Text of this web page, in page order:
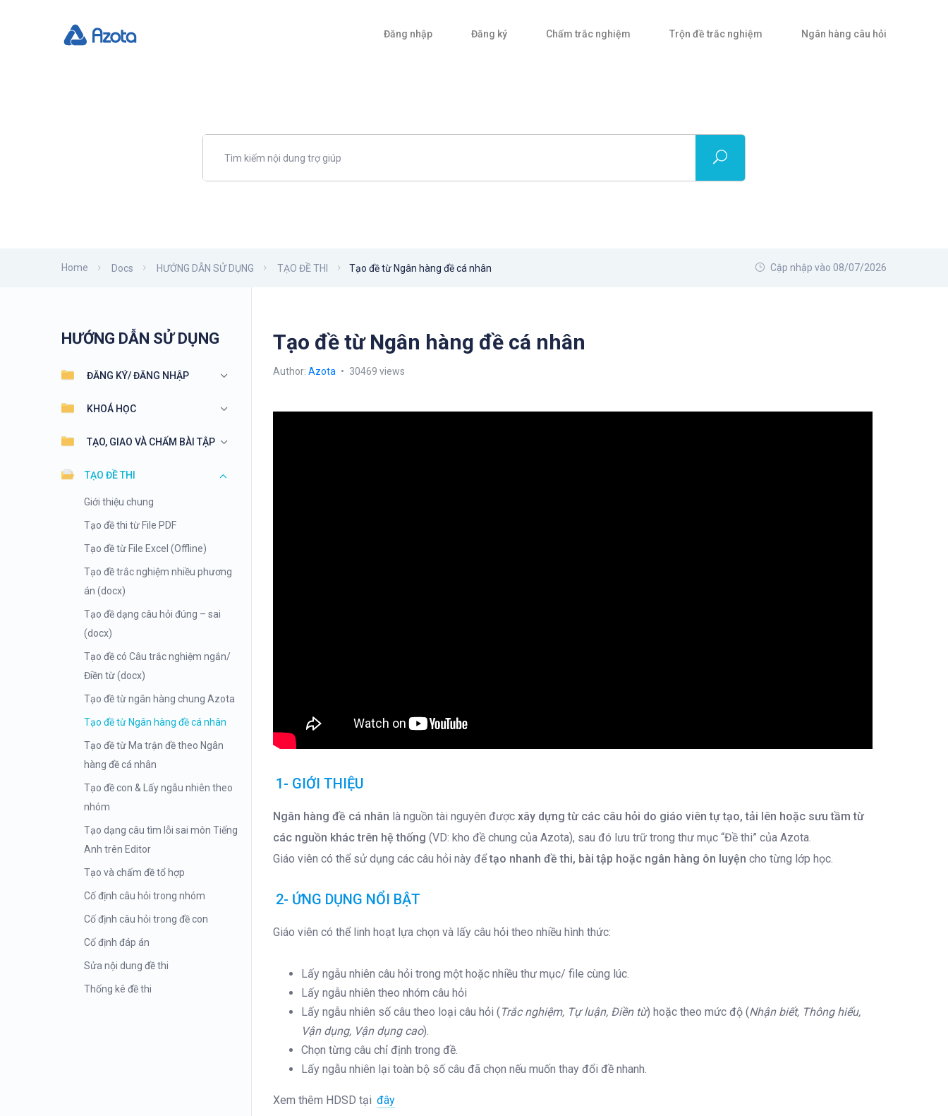
Đăng nhập Đăng ký Chấm trắc nghiệm Trộn đề trắc nghiệm Ngân hàng câu hỏi
Home Docs HƯỚNG DẪN SỬ DỤNG TẠO ĐỀ THI Tạo đề từ Ngân hàng đề cá nhân Cập nhập vào 08/07/2026
HƯỚNG DẪN SỬ DỤNG
ĐĂNG KÝ/ ĐĂNG NHẬP
KHOÁ HỌC
TẠO, GIAO VÀ CHẤM BÀI TẬP
TẠO ĐỀ THI
Giới thiệu chung
Tạo đề thi từ File PDF
Tạo đề từ File Excel (Offline)
Tạo đề trắc nghiệm nhiều phương
án (docx)
Tạo đề dạng câu hỏi đúng – sai
(docx)
Tạo đề có Câu trắc nghiệm ngắn/
Điền từ (docx)
Tạo đề từ ngân hàng chung Azota
Tạo đề từ Ngân hàng đề cá nhân
Tạo đề từ Ma trận đề theo Ngân
hàng đề cá nhân
Tạo đề con & Lấy ngẫu nhiên theo
nhóm
Tạo dạng câu tìm lỗi sai môn Tiếng
Anh trên Editor
Tạo và chấm đề tổ hợp
Cố định câu hỏi trong nhóm
Cố định câu hỏi trong đề con
Cố định đáp án
Sửa nội dung đề thi
Thống kê đề thi
Tạo đề từ Ngân hàng đề cá nhân
Author: Azota 30469 views
1- GIỚI THIỆU
Ngân hàng đề cá nhân là nguồn tài nguyên được xây dựng từ các câu hỏi do giáo viên tự tạo, tải lên hoặc sưu tầm từ
các nguồn khác trên hệ thống (VD: kho đề chung của Azota), sau đó lưu trữ trong thư mục “Đề thi” của Azota.
Giáo viên có thể sử dụng các câu hỏi này đểtạo nhanh đề thi, bài tập hoặc ngân hàng ôn luyện cho từng lớp học.
2- ỨNG DỤNG NỔI BẬT
Giáo viên có thể linh hoạt lựa chọn và lấy câu hỏi theo nhiều hình thức:
Lấy ngẫu nhiên câu hỏi trong một hoặc nhiều thư mục/ file cùng lúc.
Lấy ngẫu nhiên theo nhóm câu hỏi
Lấy ngẫu nhiên số câu theo loại câu hỏi (Trắc nghiệm, Tự luận, Điền từ) hoặc theo mức độ (Nhận biết, Thông hiểu,
Vận dụng, Vận dụng cao).
Chọn từng câu chỉ định trong đề.
Lấy ngẫu nhiên lại toàn bộ số câu đã chọn nếu muốn thay đổi đề nhanh.
Xem thêm HDSD tại đây